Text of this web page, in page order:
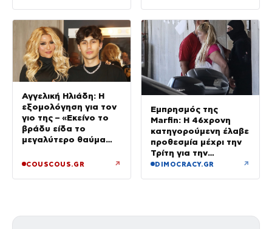
Αγγελική Ηλιάδη: Η
εξομολόγηση για τον
γιο της – «Εκείνο το
βράδυ είδα το
μεγαλύτερο θαύμα
COUSCOUS.GR ↗
Εμπρησμός της
Marfin: Η 46χρονη
κατηγορούμενη έλαβε
προθεσμία μέχρι την
Τρίτη για την
απολογία της
DIMOCRACY.GR ↗